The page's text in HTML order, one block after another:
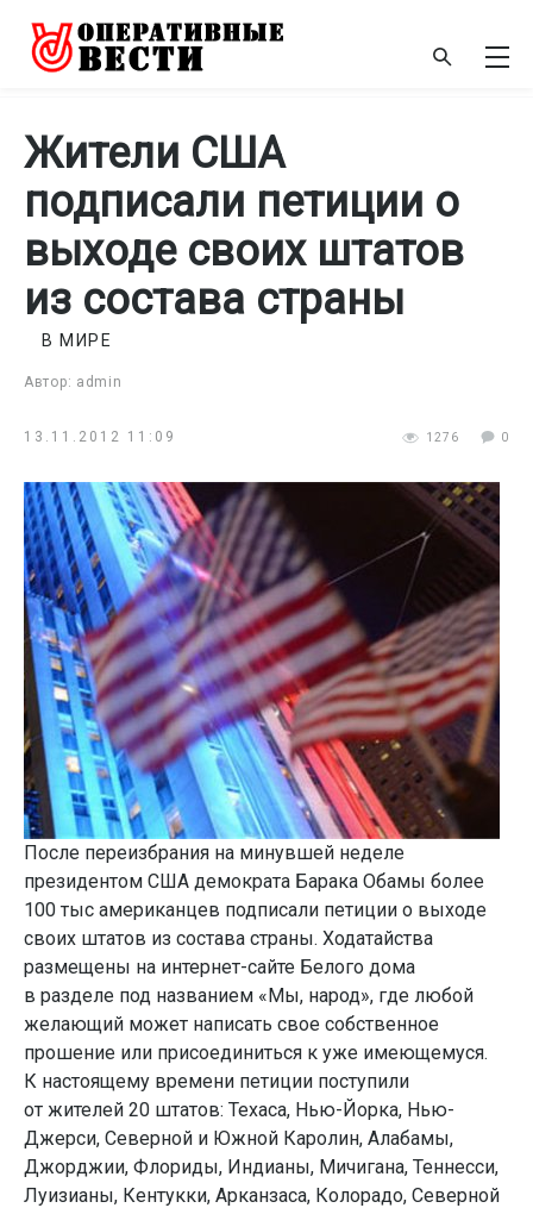
Жители США
подписали петиции о
выходе своих штатов
из состава страны
Автор: admin
В МИРЕ
13.11.2012 11:09 1276 0
После переизбрания на минувшей неделе
президентом США демократа Барака Обамы более
100 тыс американцев подписали петиции о выходе
своих штатов из состава страны. Ходатайства
размещены на интернет-сайте Белого дома
в разделе под названием «Мы, народ», где любой
желающий может написать свое собственное
прошение или присоединиться к уже имеющемуся.
К настоящему времени петиции поступили
от жителей 20 штатов: Техаса, Нью-Йорка, Нью-
Джерси, Северной и Южной Каролин, Алабамы,
Джорджии, Флориды, Индианы, Мичигана, Теннесси,
Луизианы, Кентукки, Арканзаса, Колорадо, Северной